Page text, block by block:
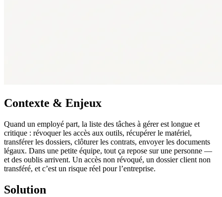
Contexte & Enjeux
Quand un employé part, la liste des tâches à gérer est longue et
critique : révoquer les accès aux outils, récupérer le matériel,
transférer les dossiers, clôturer les contrats, envoyer les documents
légaux. Dans une petite équipe, tout ça repose sur une personne —
et des oublis arrivent. Un accès non révoqué, un dossier client non
transféré, et c’est un risque réel pour l’entreprise.
Solution